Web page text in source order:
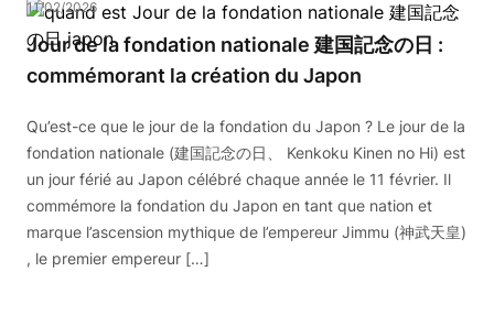
11/02/2026
Jour de la fondation nationale 建国記念の日 :
commémorant la création du Japon
Qu’est-ce que le jour de la fondation du Japon ? Le jour de la
fondation nationale (建国記念の日、 Kenkoku Kinen no Hi) est
un jour férié au Japon célébré chaque année le 11 février. Il
commémore la fondation du Japon en tant que nation et
marque l’ascension mythique de l’empereur Jimmu (神武天皇)
, le premier empereur […]